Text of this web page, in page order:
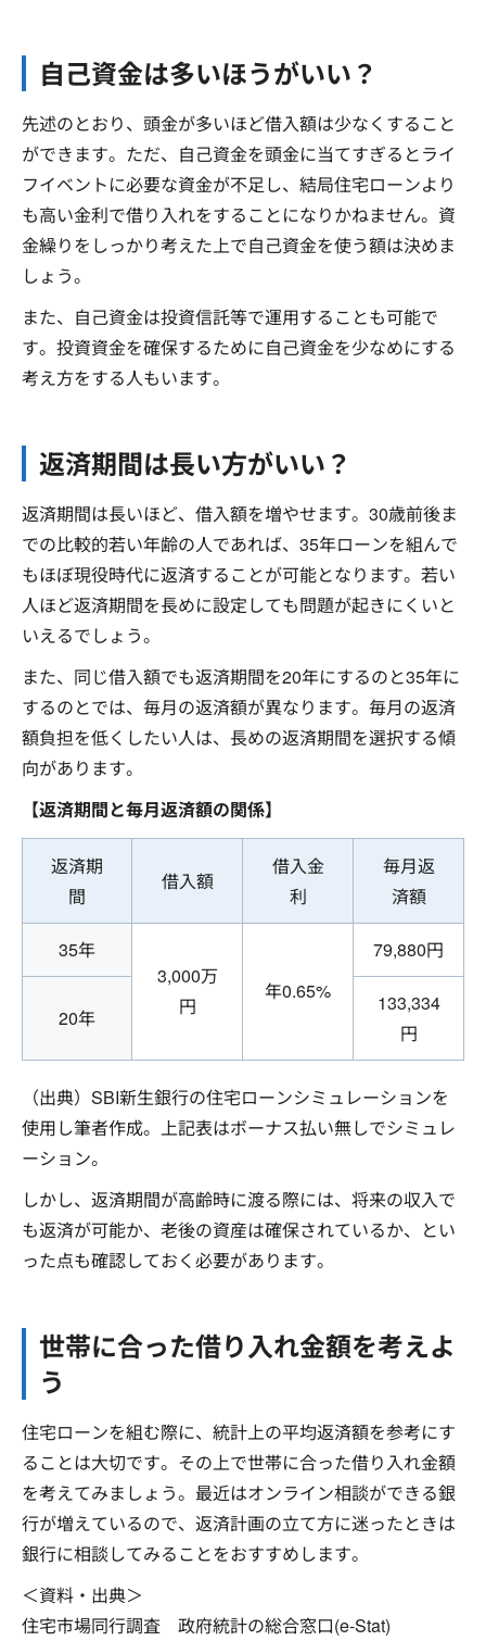
自己資金は多いほうがいい？
先述のとおり、頭金が多いほど借入額は少なくすること
ができます。ただ、自己資金を頭金に当てすぎるとライ
フイベントに必要な資金が不足し、結局住宅ローンより
も高い金利で借り入れをすることになりかねません。資
金繰りをしっかり考えた上で自己資金を使う額は決めま
しょう。
また、自己資金は投資信託等で運用することも可能で
す。投資資金を確保するために自己資金を少なめにする
考え方をする人もいます。
返済期間は長い方がいい？
返済期間は長いほど、借入額を増やせます。30歳前後ま
での比較的若い年齢の人であれば、35年ローンを組んで
もほぼ現役時代に返済することが可能となります。若い
人ほど返済期間を長めに設定しても問題が起きにくいと
いえるでしょう。
また、同じ借入額でも返済期間を20年にするのと35年に
するのとでは、毎月の返済額が異なります。毎月の返済
額負担を低くしたい人は、長めの返済期間を選択する傾
向があります。
【返済期間と毎月返済額の関係】
返済期
間
借入額
借入金
利
毎月返
済額
35年
3,000万
円
年0.65%
79,880円
20年
133,334
円
（出典）SBI新生銀行の住宅ローンシミュレーションを
使用し筆者作成。上記表はボーナス払い無しでシミュレ
ーション。
しかし、返済期間が高齢時に渡る際には、将来の収入で
も返済が可能か、老後の資産は確保されているか、とい
った点も確認しておく必要があります。
世帯に合った借り入れ金額を考えよ
う
住宅ローンを組む際に、統計上の平均返済額を参考にす
ることは大切です。その上で世帯に合った借り入れ金額
を考えてみましょう。最近はオンライン相談ができる銀
行が増えているので、返済計画の立て方に迷ったときは
銀行に相談してみることをおすすめします。
＜資料・出典＞
住宅市場同行調査 政府統計の総合窓口(e-Stat)